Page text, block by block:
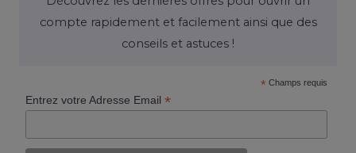
compte rapidement et facilement ainsi que des
conseils et astuces !
* Champs requis
Entrez votre Adresse Email*